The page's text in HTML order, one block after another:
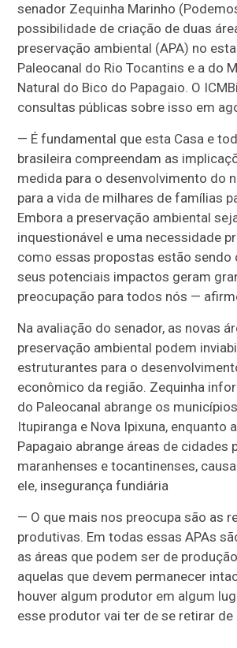
senador Zequinha Marinho
possibilidade de criação de duas
preservação ambiental (APA) no
Paleocanal do Rio Tocantins e a do
Natural do Bico do Papagaio. O
consultas públicas sobre isso em
— É fundamental que esta Casa e
brasileira compreendam as
medida para o desenvolvimento do
para a vida de milhares de famílias
Embora a preservação ambiental
inquestionável e uma necessidade
como essas propostas estão sendo
seus potenciais impactos geram
preocupação para todos nós —
Na avaliação do senador, as novas
preservação ambiental podem
estruturantes para o
econômico da região. Zequinha
do Paleocanal abrange os
Itupiranga e Nova Ipixuna, enquanto
Papagaio abrange áreas de cidades
maranhenses e tocantinenses,
ele, insegurança fundiária
— O que mais nos preocupa são as
produtivas. Em todas essas APAs
as áreas que podem ser de
aquelas que devem permanecer
houver algum produtor em algum
esse produtor vai ter de se retirar